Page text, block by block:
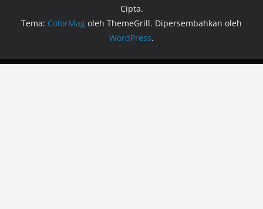
Cipta.
Tema: ColorMag oleh ThemeGrill. Dipersembahkan oleh
WordPress.